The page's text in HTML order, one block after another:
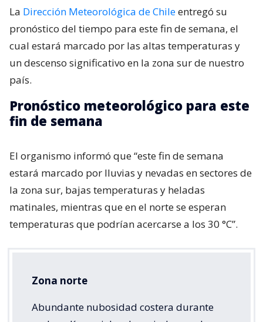
La Dirección Meteorológica de Chileentregó su
pronóstico del tiempo para este fin de semana, el
cual estará marcado por las altas temperaturas y
un descenso significativo en la zona sur de nuestro
país.
Pronóstico meteorológico para este
fin de semana
El organismo informó que “este fin de semana
estará marcado por lluvias y nevadas en sectores de
la zona sur, bajas temperaturas y heladas
matinales, mientras que en el norte se esperan
temperaturas que podrían acercarse a los 30 °C”.
Zona norte
Abundante nubosidad costera durante